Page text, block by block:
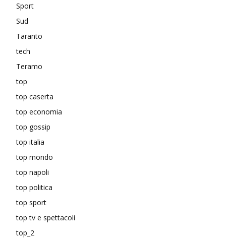
Sport
Sud
Taranto
tech
Teramo
top
top caserta
top economia
top gossip
top italia
top mondo
top napoli
top politica
top sport
top tv e spettacoli
top_2